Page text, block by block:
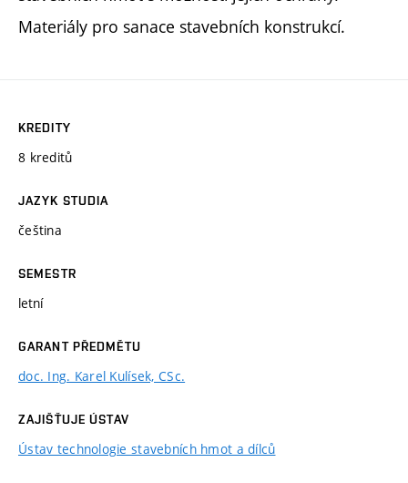
Materiály pro sanace stavebních konstrukcí.
KREDITY
8 kreditů
JAZYK STUDIA
čeština
SEMESTR
letní
GARANT PŘEDMĚTU
doc. Ing. Karel Kulísek, CSc.
ZAJIŠŤUJE ÚSTAV
Ústav technologie stavebních hmot a dílců